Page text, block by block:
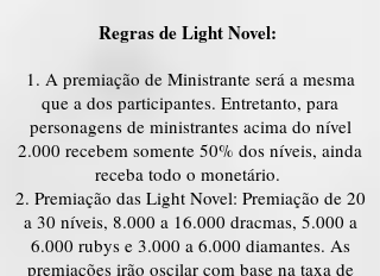
Regras de Light Novel:
A premiação de Ministrante será a mesma
que a dos participantes. Entretanto, para
personagens de ministrantes acima do nível
2.000 recebem somente 50% dos níveis, ainda
receba todo o monetário.
Premiação das Light Novel: Premiação de 20
a 30 níveis, 8.000 a 16.000 dracmas, 5.000 a
6.000 rubys e 3.000 a 6.000 diamantes. As
premiações irão oscilar com base na taxa de